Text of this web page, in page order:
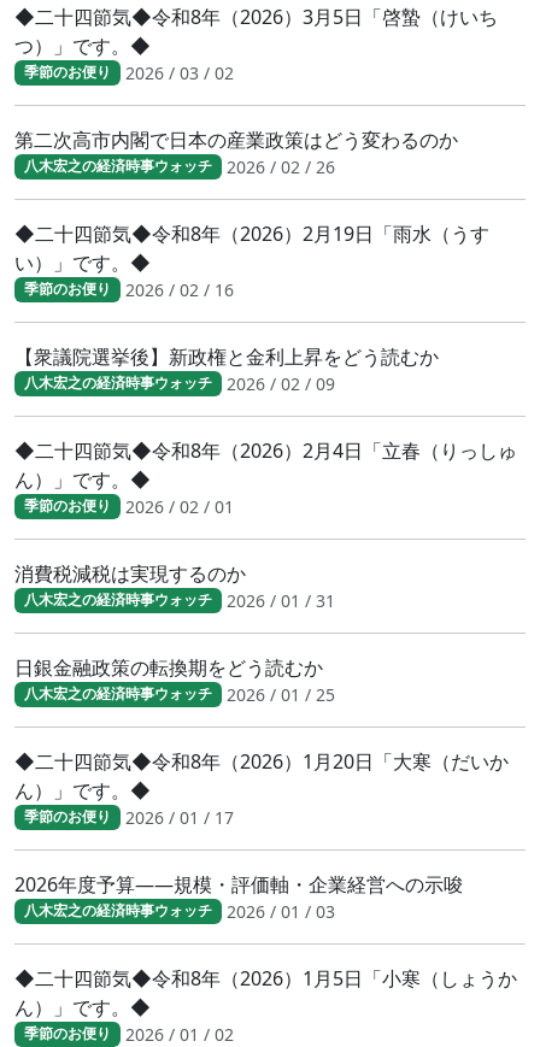
◆二十四節気◆令和8年（2026）3月5日「啓蟄（けいち
つ）」です。◆
季節のお便り 2026 / 03 / 02
第二次高市内閣で日本の産業政策はどう変わるのか
八木宏之の経済時事ウォッチ 2026 / 02 / 26
◆二十四節気◆令和8年（2026）2月19日「雨水（うす
い）」です。◆
季節のお便り 2026 / 02 / 16
【衆議院選挙後】新政権と金利上昇をどう読むか
八木宏之の経済時事ウォッチ 2026 / 02 / 09
◆二十四節気◆令和8年（2026）2月4日「立春（りっしゅ
ん）」です。◆
季節のお便り 2026 / 02 / 01
消費税減税は実現するのか
八木宏之の経済時事ウォッチ 2026 / 01 / 31
日銀金融政策の転換期をどう読むか
八木宏之の経済時事ウォッチ 2026 / 01 / 25
◆二十四節気◆令和8年（2026）1月20日「大寒（だいか
ん）」です。◆
季節のお便り 2026 / 01 / 17
2026年度予算――規模・評価軸・企業経営への示唆
八木宏之の経済時事ウォッチ 2026 / 01 / 03
◆二十四節気◆令和8年（2026）1月5日「小寒（しょうか
ん）」です。◆
季節のお便り 2026 / 01 / 02